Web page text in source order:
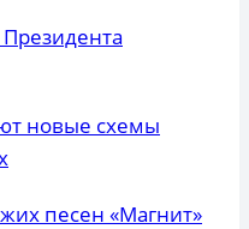
новые схемы
песен «Магнит»